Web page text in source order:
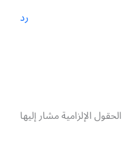
رد
الحقول الإلزامية مشار إليها